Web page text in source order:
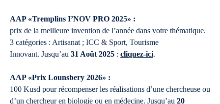
AAP «Tremplins I’NOV PRO 2025» :
prix de la meilleure invention de l’année dans votre thématique.
3 catégories : Artisanat ; ICC & Sport, Tourisme
Innovant. Jusqu’au 31 Août 2025 : cliquez-ici.
AAP «Prix Lounsbery 2026» :
100 Kusd pour récompenser les réalisations d’une chercheuse ou
d’un chercheur en biologie ou en médecine. Jusqu’au 20